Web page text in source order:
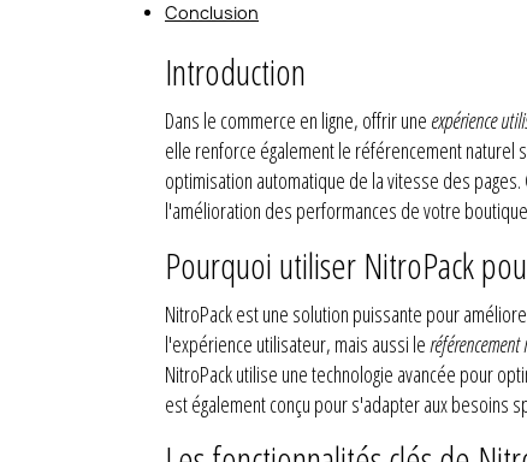
Conclusion
Introduction
Dans le commerce en ligne, offrir une expérience
elle renforce également le référencement naturel
optimisation automatique de la vitesse des
l'amélioration des performances de votre
Pourquoi utiliser NitroPack
NitroPack est une solution puissante pour
l'expérience utilisateur, mais aussi le
NitroPack utilise une technologie avancée pour
est également conçu pour s'adapter aux besoins